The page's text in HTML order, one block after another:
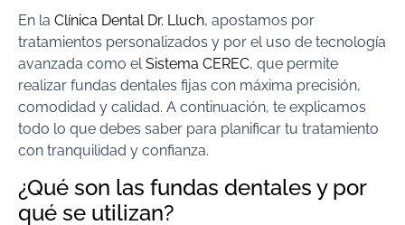
En la Clínica Dental Dr. Lluch, apostamos por
tratamientos personalizados y por el uso de tecnología
avanzada como elSistema CEREC, que permite
realizar fundas dentales fijas con máxima precisión,
comodidad y calidad. A continuación, te explicamos
todo lo que debes saber para planificar tu tratamiento
con tranquilidad y confianza.
¿Qué son las fundas dentales y por
qué se utilizan?